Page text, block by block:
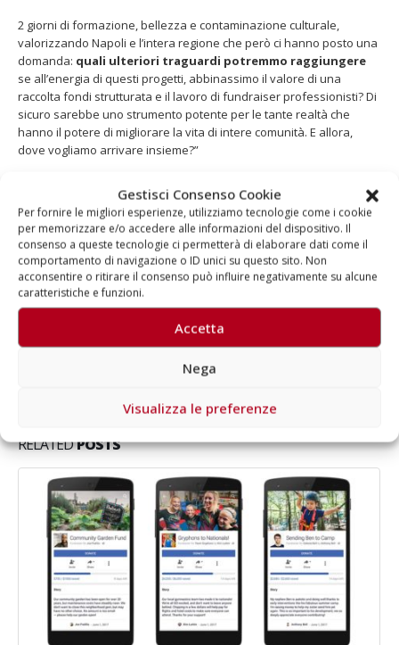
Gestisci Consenso Cookie
Per fornire le migliori esperienze, utilizziamo tecnologie come i cookie
per memorizzare e/o accedere alle informazioni del dispositivo. Il
consenso a queste tecnologie ci permetterà di elaborare dati come il
comportamento di navigazione o ID unici su questo sito. Non
acconsentire o ritirare il consenso può influire negativamente su alcune
caratteristiche e funzioni.
Accetta
Nega
Visualizza le preferenze
2 giorni di formazione, bellezza e contaminazione culturale,
valorizzando Napoli e l’intera regione che però ci hanno posto una
domanda: quali ulteriori traguardi potremmo raggiungere
se all’energia di questi progetti, abbinassimo il valore di una
raccolta fondi strutturata e il lavoro di fundraiser professionisti? Di
sicuro sarebbe uno strumento potente per le tante realtà che
hanno il potere di migliorare la vita di intere comunità. E allora,
dove vogliamo arrivare insieme?”
Autore
Aragorn
RELATEDPOSTS
18 e 19 dicembre 2026 –
gospel benefico per
Opera Cardinal Ferrari
Giugno 15, 2026